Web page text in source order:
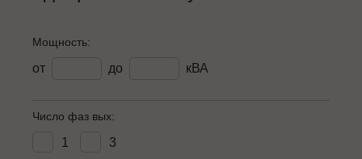
Мощность:
от до кВА
Число фаз вых:
1 3